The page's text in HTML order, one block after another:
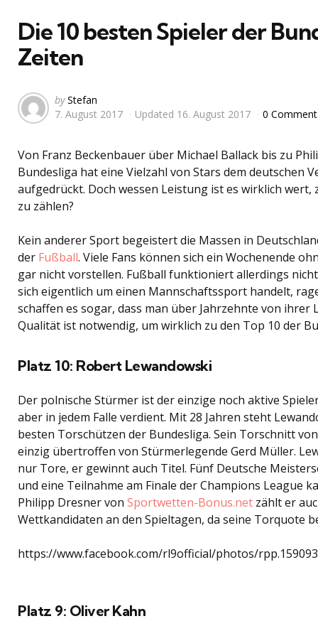
Die 10 besten Spieler der
Zeiten
Posted
by
by Stefan
7. August 2017
Updated 16. August 2017 0
Von Franz Beckenbauer über Michael Ballack bis zu
Bundesliga hat eine Vielzahl von Stars dem deutschen
aufgedrückt. Doch wessen Leistung ist es wirklich
zu zählen?
Kein anderer Sport begeistert die Massen in
der Fußball. Viele Fans können sich ein Wochenende
gar nicht vorstellen. Fußball funktioniert allerdings
sich eigentlich um einen Mannschaftssport handelt,
schaffen es sogar, dass man über Jahrzehnte von ihrer
Qualität ist notwendig, um wirklich zu den Top 10 der
Platz 10: Robert Lewandowski
Der polnische Stürmer ist der einzige noch aktive
aber in jedem Falle verdient. Mit 28 Jahren steht
besten Torschützen der Bundesliga. Sein Torschnitt
einzig übertroffen von Stürmerlegende Gerd Müller.
nur Tore, er gewinnt auch Titel. Fünf Deutsche
und eine Teilnahme am Finale der Champions League
Philipp Dresner von Sportwetten-Bonus.net zählt er
Wettkandidaten an den Spieltagen, da seine Torquote
https://www.facebook.com/rl9official/photos/
Platz 9: Oliver Kahn